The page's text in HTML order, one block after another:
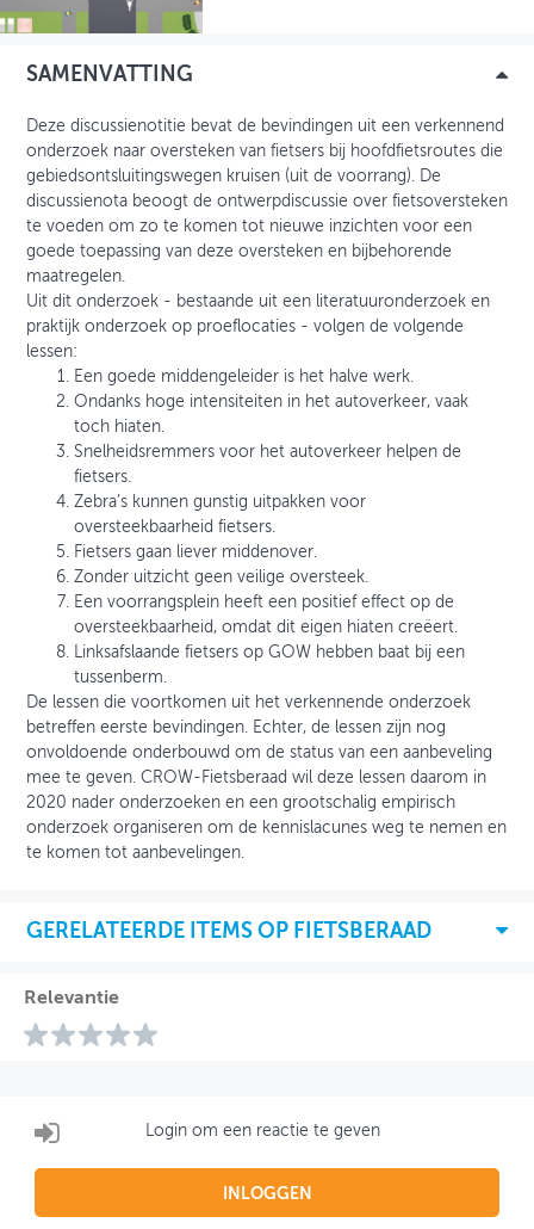
SAMENVATTING
Deze discussienotitie bevat de bevindingen uit een verkennend
onderzoek naar oversteken van fietsers bij hoofdfietsroutes die
gebiedsontsluitingswegen kruisen (uit de voorrang). De
discussienota beoogt de ontwerpdiscussie over fietsoversteken
te voeden om zo te komen tot nieuwe inzichten voor een
goede toepassing van deze oversteken en bijbehorende
maatregelen.
Uit dit onderzoek - bestaande uit een literatuuronderzoek en
praktijk onderzoek op proeflocaties - volgen de volgende
lessen:
Een goede middengeleider is het halve werk.
Ondanks hoge intensiteiten in het autoverkeer, vaak
toch hiaten.
Snelheidsremmers voor het autoverkeer helpen de
fietsers.
Zebra’s kunnen gunstig uitpakken voor
oversteekbaarheid fietsers.
Fietsers gaan liever middenover.
Zonder uitzicht geen veilige oversteek.
Een voorrangsplein heeft een positief effect op de
oversteekbaarheid, omdat dit eigen hiaten creëert.
Linksafslaande fietsers op GOW hebben baat bij een
tussenberm.
De lessen die voortkomen uit het verkennende onderzoek
betreffen eerste bevindingen. Echter, de lessen zijn nog
onvoldoende onderbouwd om de status van een aanbeveling
mee te geven. CROW-Fietsberaad wil deze lessen daarom in
2020 nader onderzoeken en een grootschalig empirisch
onderzoek organiseren om de kennislacunes weg te nemen en
te komen tot aanbevelingen.
GERELATEERDE ITEMS OP FIETSBERAAD
Relevantie
Login om een reactie te geven
INLOGGEN